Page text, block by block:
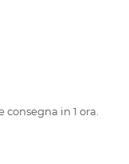
in 1 ora.